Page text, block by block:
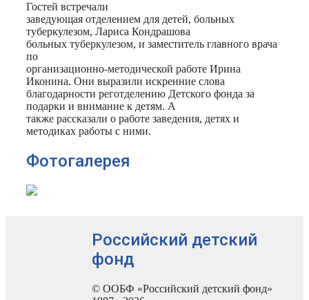
Гостей встречали
заведующая отделением для детей, больных
туберкулезом, Лариса Кондрашова
больных туберкулезом, и заместитель главного врача
по
организационно-методической работе Ирина
Иконина. Они выразили искренние слова
благодарности реготделению Детского фонда за
подарки и внимание к детям. А
также рассказали о работе заведения, детях и
методиках работы с ними.
Фотогалерея
Российский детский
фонд
© ООБФ «Российский детский фонд»